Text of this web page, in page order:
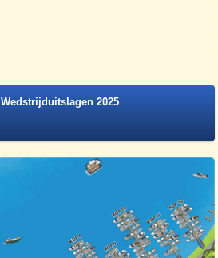
Wedstrijduitslagen 2025